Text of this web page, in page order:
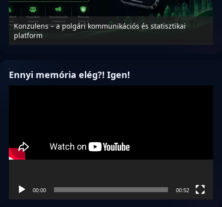
Konzulens – a polgári kommunikációs és statisztikai
platform
Ennyi memória elég?! Igen!
00:00 00:52